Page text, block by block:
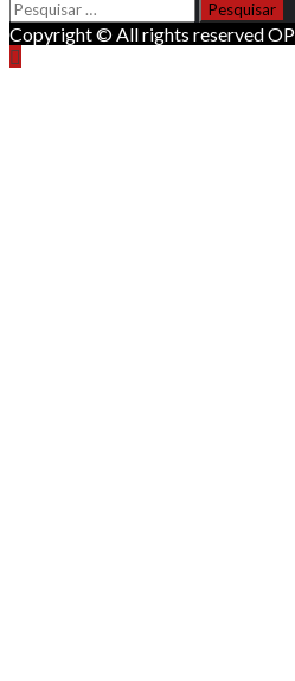
Pesquisar
por:
Copyright © All rights reserved